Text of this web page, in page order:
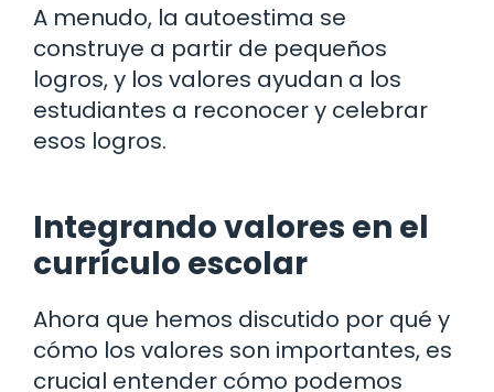
A menudo, la autoestima se
construye a partir de pequeños
logros, y los valores ayudan a los
estudiantes a reconocer y celebrar
esos logros.
Integrando valores en el
currículo escolar
Ahora que hemos discutido por qué y
cómo los valores son importantes, es
crucial entender cómo podemos